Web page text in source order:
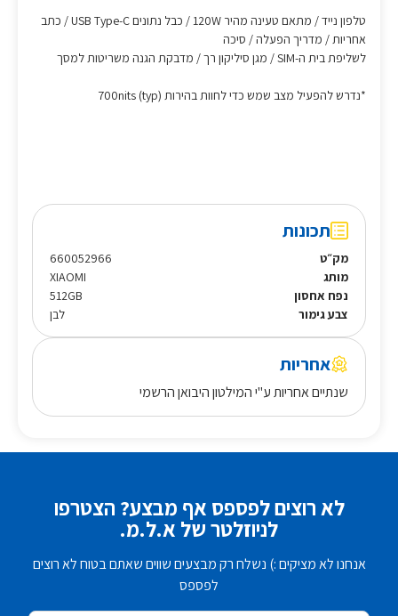
טלפון נייד / מתאם טעינה מהיר 120W / כבל נתונים USB Type-C / כתב
אחריות / מדריך הפעלה / סיכה
לשליפת בית ה-SIM / מגן סיליקון רך / מדבקת הגנה משריטות למסך
*נדרש להפעיל מצב שמש כדי לחוות בהירות 700nits (typ)
תכונות
מק״ט
660052966
מותג
XIAOMI
נפח אחסון
512GB
צבע גימור
לבן
אחריות
שנתיים אחריות ע"י המילטון היבואן הרשמי
לא רוצים לפספס אף מבצע? הצטרפו
לניוזלטר של א.ל.מ.
אנחנו לא מציקים :) נשלח רק מבצעים שווים שאתם בטוח לא רוצים
לפספס